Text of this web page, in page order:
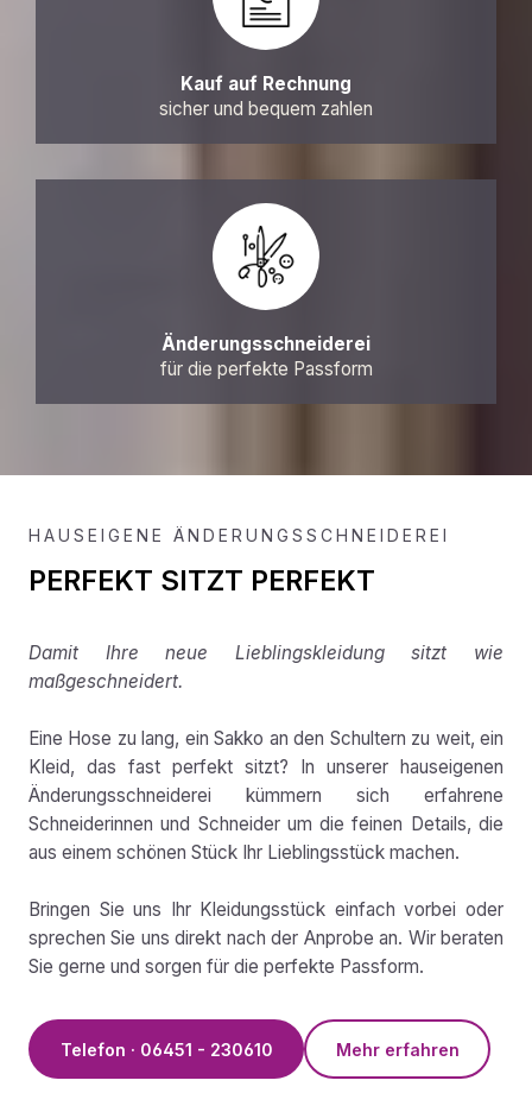
Kauf auf Rechnung
sicher und bequem zahlen
Änderungsschneiderei
für die perfekte Passform
HAUSEIGENE ÄNDERUNGSSCHNEIDEREI
PERFEKT SITZT PERFEKT
Damit Ihre neue Lieblingskleidung sitzt wie
maßgeschneidert.
Eine Hose zu lang, ein Sakko an den Schultern zu weit, ein
Kleid, das fast perfekt sitzt? In unserer hauseigenen
Änderungsschneiderei kümmern sich erfahrene
Schneiderinnen und Schneider um die feinen Details, die
aus einem schönen Stück Ihr Lieblingsstück machen.
Bringen Sie uns Ihr Kleidungsstück einfach vorbei oder
sprechen Sie uns direkt nach der Anprobe an. Wir beraten
Sie gerne und sorgen für die perfekte Passform.
Telefon · 06451 - 230610 Mehr erfahren